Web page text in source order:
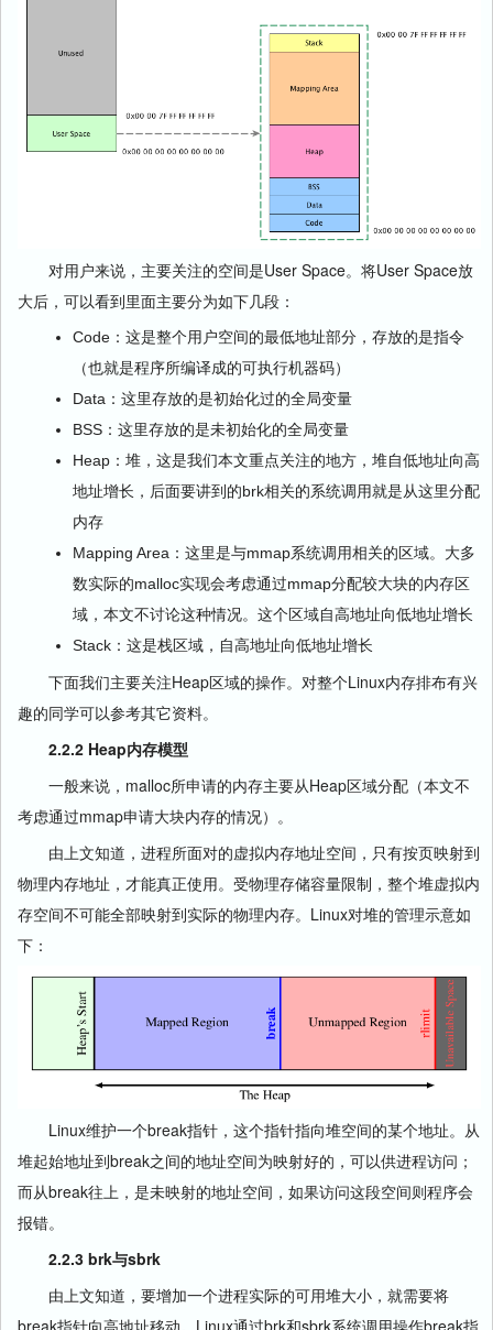
对用户来说，主要关注的空间是User Space。将User Space放
大后，可以看到里面主要分为如下几段：
Code：这是整个用户空间的最低地址部分，存放的是指令
（也就是程序所编译成的可执行机器码）
Data：这里存放的是初始化过的全局变量
BSS：这里存放的是未初始化的全局变量
Heap：堆，这是我们本文重点关注的地方，堆自低地址向高
地址增长，后面要讲到的brk相关的系统调用就是从这里分配
内存
Mapping Area：这里是与mmap系统调用相关的区域。大多
数实际的malloc实现会考虑通过mmap分配较大块的内存区
域，本文不讨论这种情况。这个区域自高地址向低地址增长
Stack：这是栈区域，自高地址向低地址增长
下面我们主要关注Heap区域的操作。对整个Linux内存排布有兴
趣的同学可以参考其它资料。
2.2.2 Heap内存模型
一般来说，malloc所申请的内存主要从Heap区域分配（本文不
考虑通过mmap申请大块内存的情况）。
由上文知道，进程所面对的虚拟内存地址空间，只有按页映射到
物理内存地址，才能真正使用。受物理存储容量限制，整个堆虚拟内
存空间不可能全部映射到实际的物理内存。Linux对堆的管理示意如
下：
Linux维护一个break指针，这个指针指向堆空间的某个地址。从
堆起始地址到break之间的地址空间为映射好的，可以供进程访问；
而从break往上，是未映射的地址空间，如果访问这段空间则程序会
报错。
2.2.3 brk与sbrk
由上文知道，要增加一个进程实际的可用堆大小，就需要将
break指针向高地址移动。Linux通过brk和sbrk系统调用操作break指